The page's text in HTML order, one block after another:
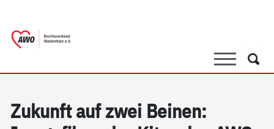
SucheSuche
Zukunft auf zwei Beinen: